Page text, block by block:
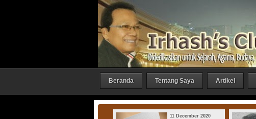
Beranda Tentang Saya Artikel
11 December 2020